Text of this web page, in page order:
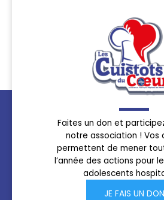
Faites un don et
notre association ! Vos
permettent de mener
l’année des actions pour
adolescents
JE FAIS UN DON